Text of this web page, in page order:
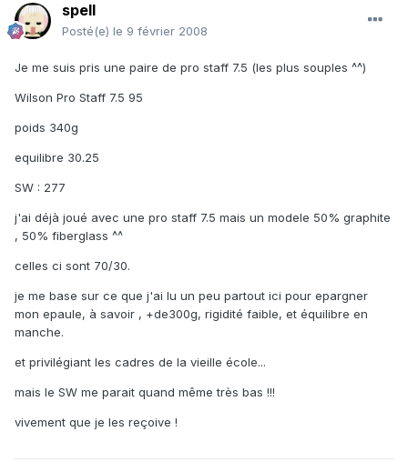
spell
Posté(e) le 9 février 2008
Je me suis pris une paire de pro staff 7.5 (les plus souples ^^)
Wilson Pro Staff 7.5 95
poids 340g
equilibre 30.25
SW : 277
j'ai déjà joué avec une pro staff 7.5 mais un modele 50% graphite
, 50% fiberglass ^^
celles ci sont 70/30.
je me base sur ce que j'ai lu un peu partout ici pour epargner
mon epaule, à savoir , +de300g, rigidité faible, et équilibre en
manche.
et privilégiant les cadres de la vieille école...
mais le SW me parait quand même très bas !!!
vivement que je les reçoive !